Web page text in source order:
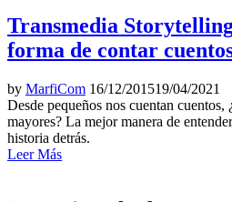
Transmedia
forma de contar
by MarfiCom 16/12/201519/04/2021
Desde pequeños nos cuentan
mayores? La mejor manera de
historia detrás.
Leer Más